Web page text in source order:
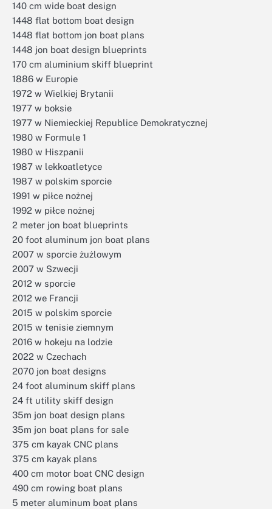
140 cm wide boat design
1448 flat bottom boat design
1448 flat bottom jon boat plans
1448 jon boat design blueprints
170 cm aluminium skiff blueprint
1886 w Europie
1972 w Wielkiej Brytanii
1977 w boksie
1977 w Niemieckiej Republice Demokratycznej
1980 w Formule 1
1980 w Hiszpanii
1987 w lekkoatletyce
1987 w polskim sporcie
1991 w piłce nożnej
1992 w piłce nożnej
2 meter jon boat blueprints
20 foot aluminum jon boat plans
2007 w sporcie żużlowym
2007 w Szwecji
2012 w sporcie
2012 we Francji
2015 w polskim sporcie
2015 w tenisie ziemnym
2016 w hokeju na lodzie
2022 w Czechach
2070 jon boat designs
24 foot aluminum skiff plans
24 ft utility skiff design
35m jon boat design plans
35m jon boat plans for sale
375 cm kayak CNC plans
375 cm kayak plans
400 cm motor boat CNC design
490 cm rowing boat plans
5 meter aluminum boat plans